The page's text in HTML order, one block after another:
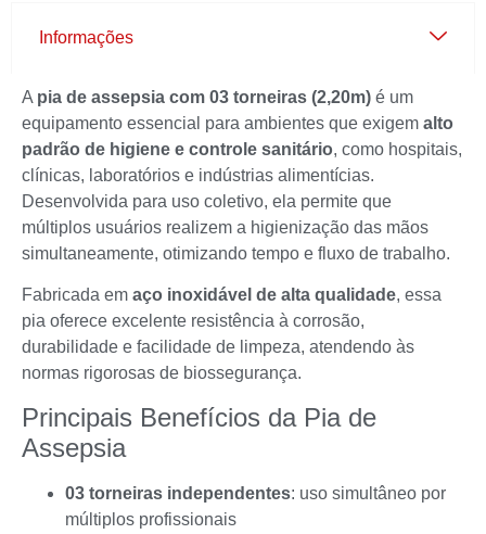
Informações
A pia de assepsia com 03 torneiras (2,20m) é um
equipamento essencial para ambientes que exigem alto
padrão de higiene e controle sanitário, como hospitais,
clínicas, laboratórios e indústrias alimentícias.
Desenvolvida para uso coletivo, ela permite que
múltiplos usuários realizem a higienização das mãos
simultaneamente, otimizando tempo e fluxo de trabalho.
Fabricada em aço inoxidável de alta qualidade, essa
pia oferece excelente resistência à corrosão,
durabilidade e facilidade de limpeza, atendendo às
normas rigorosas de biossegurança.
Principais Benefícios da Pia de
Assepsia
03 torneiras independentes: uso simultâneo por
múltiplos profissionais